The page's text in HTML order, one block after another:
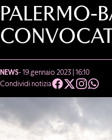
PALERMO-
NEWS- 19 gennaio 2023 | 16:10
Condividi notizia